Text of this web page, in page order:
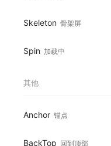
Skeleton 骨架屏
Spin 加载中
其他
Anchor 锚点
BackTop 回到顶部